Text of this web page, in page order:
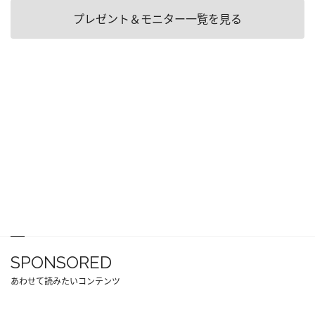
プレゼント＆モニター一覧を見る
SPONSORED
あわせて読みたいコンテンツ